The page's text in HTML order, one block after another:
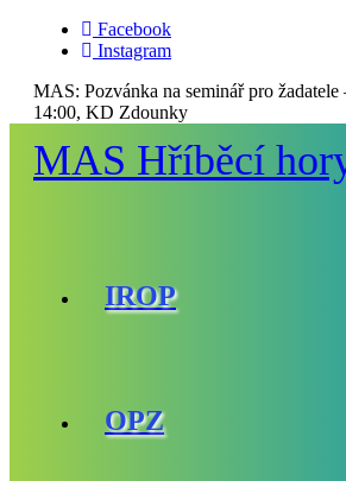
Facebook
Instagram
MAS: Pozvánka na seminář pro
14:00, KD Zdounky
MAS Hříběcí
IROP
OPZ